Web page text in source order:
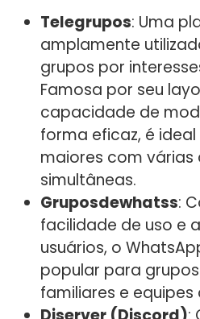
Telegrupos: Uma
amplamente
grupos por
Famosa por seu
capacidade de
forma eficaz, é
maiores com várias
simultâneas.
Gruposdewhatss:
facilidade de uso e
usuários, o
popular para
familiares e